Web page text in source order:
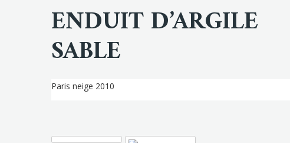
ENDUIT D’ARGILE
SABLE
Paris neige 2010